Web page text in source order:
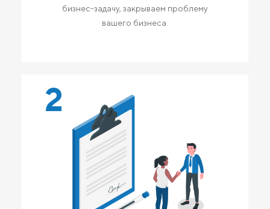
бизнес-задачу, закрываем проблему
вашего бизнеса.
2